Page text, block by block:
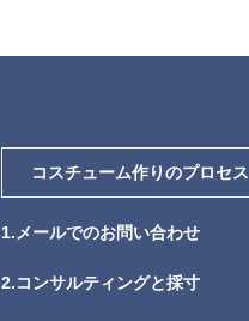
コスチューム作りのプロセス
1.メールでのお問い合わせ
2.コンサルティングと採寸